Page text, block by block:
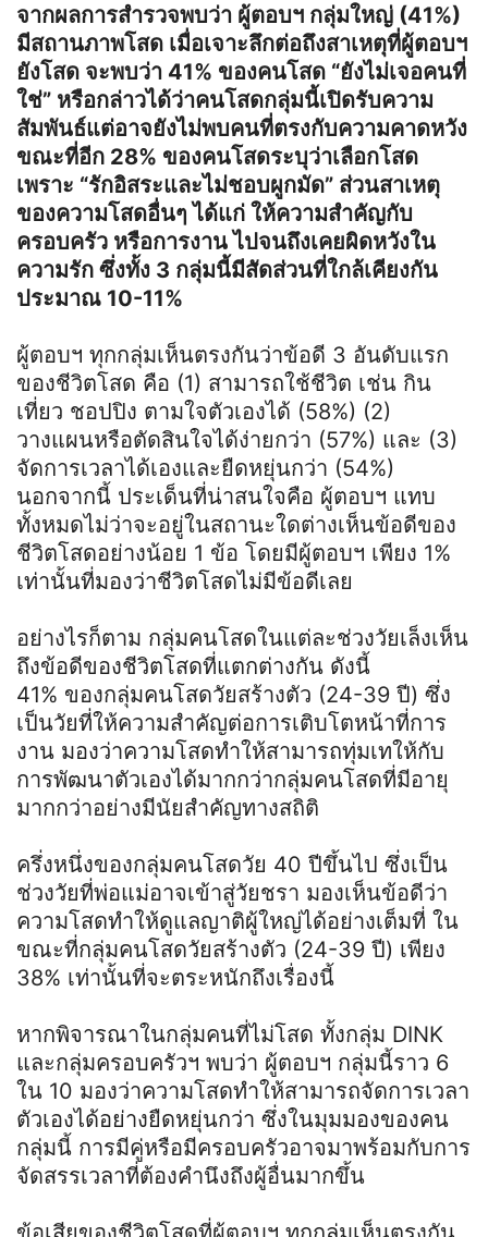
จากผลการสำรวจพบว่า ผู้ตอบฯ กลุ่มใหญ่ (41%)
มีสถานภาพโสด เมื่อเจาะลึกต่อถึงสาเหตุที่ผู้ตอบฯ
ยังโสด จะพบว่า 41% ของคนโสด “ยังไม่เจอคนที่
ใช่” หรือกล่าวได้ว่าคนโสดกลุ่มนี้เปิดรับความ
สัมพันธ์แต่อาจยังไม่พบคนที่ตรงกับความคาดหวัง
ขณะที่อีก 28% ของคนโสดระบุว่าเลือกโสด
เพราะ “รักอิสระและไม่ชอบผูกมัด” ส่วนสาเหตุ
ของความโสดอื่นๆ ได้แก่ ให้ความสำคัญกับ
ครอบครัว หรือการงาน ไปจนถึงเคยผิดหวังใน
ความรัก ซึ่งทั้ง 3 กลุ่มนี้มีสัดส่วนที่ใกล้เคียงกัน
ประมาณ 10-11%
ผู้ตอบฯ ทุกกลุ่มเห็นตรงกันว่าข้อดี 3 อันดับแรก
ของชีวิตโสด คือ (1) สามารถใช้ชีวิต เช่น กิน
เที่ยว ชอปปิง ตามใจตัวเองได้ (58%) (2)
วางแผนหรือตัดสินใจได้ง่ายกว่า (57%) และ (3)
จัดการเวลาได้เองและยืดหยุ่นกว่า (54%)
นอกจากนี้ ประเด็นที่น่าสนใจคือ ผู้ตอบฯ แทบ
ทั้งหมดไม่ว่าจะอยู่ในสถานะใดต่างเห็นข้อดีของ
ชีวิตโสดอย่างน้อย 1 ข้อ โดยมีผู้ตอบฯ เพียง 1%
เท่านั้นที่มองว่าชีวิตโสดไม่มีข้อดีเลย
อย่างไรก็ตาม กลุ่มคนโสดในแต่ละช่วงวัยเล็งเห็น
ถึงข้อดีของชีวิตโสดที่แตกต่างกัน ดังนี้
41% ของกลุ่มคนโสดวัยสร้างตัว (24-39 ปี) ซึ่ง
เป็นวัยที่ให้ความสำคัญต่อการเติบโตหน้าที่การ
งาน มองว่าความโสดทำให้สามารถทุ่มเทให้กับ
การพัฒนาตัวเองได้มากกว่ากลุ่มคนโสดที่มีอายุ
มากกว่าอย่างมีนัยสำคัญทางสถิติ
ครึ่งหนึ่งของกลุ่มคนโสดวัย 40 ปีขึ้นไป ซึ่งเป็น
ช่วงวัยที่พ่อแม่อาจเข้าสู่วัยชรา มองเห็นข้อดีว่า
ความโสดทำให้ดูแลญาติผู้ใหญ่ได้อย่างเต็มที่ ใน
ขณะที่กลุ่มคนโสดวัยสร้างตัว (24-39 ปี) เพียง
38% เท่านั้นที่จะตระหนักถึงเรื่องนี้
หากพิจารณาในกลุ่มคนที่ไม่โสด ทั้งกลุ่ม DINK
และกลุ่มครอบครัวฯ พบว่า ผู้ตอบฯ กลุ่มนี้ราว 6
ใน 10 มองว่าความโสดทำให้สามารถจัดการเวลา
ตัวเองได้อย่างยืดหยุ่นกว่า ซึ่งในมุมมองของคน
กลุ่มนี้ การมีคู่หรือมีครอบครัวอาจมาพร้อมกับการ
จัดสรรเวลาที่ต้องคำนึงถึงผู้อื่นมากขึ้น